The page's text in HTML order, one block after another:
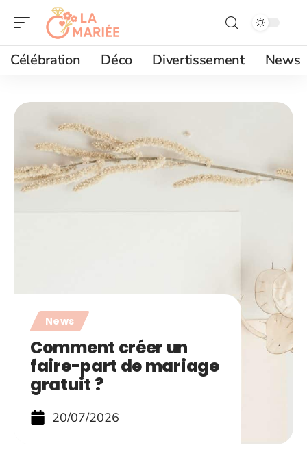
Célébration Déco Divertissement News
News
Comment créer un
faire-part de mariage
gratuit ?
20/07/2026